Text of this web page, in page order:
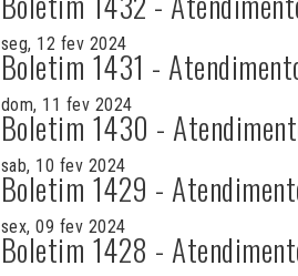
seg, 12 fev 2024
Boletim 1431 -
dom, 11 fev 2024
Boletim 1430 -
sab, 10 fev 2024
Boletim 1429 -
sex, 09 fev 2024
Boletim 1428 -